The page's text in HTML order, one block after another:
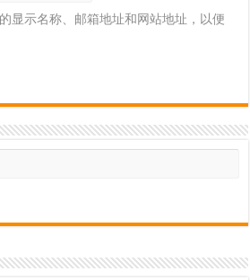
显示名称、邮箱地址和网站地址，以便